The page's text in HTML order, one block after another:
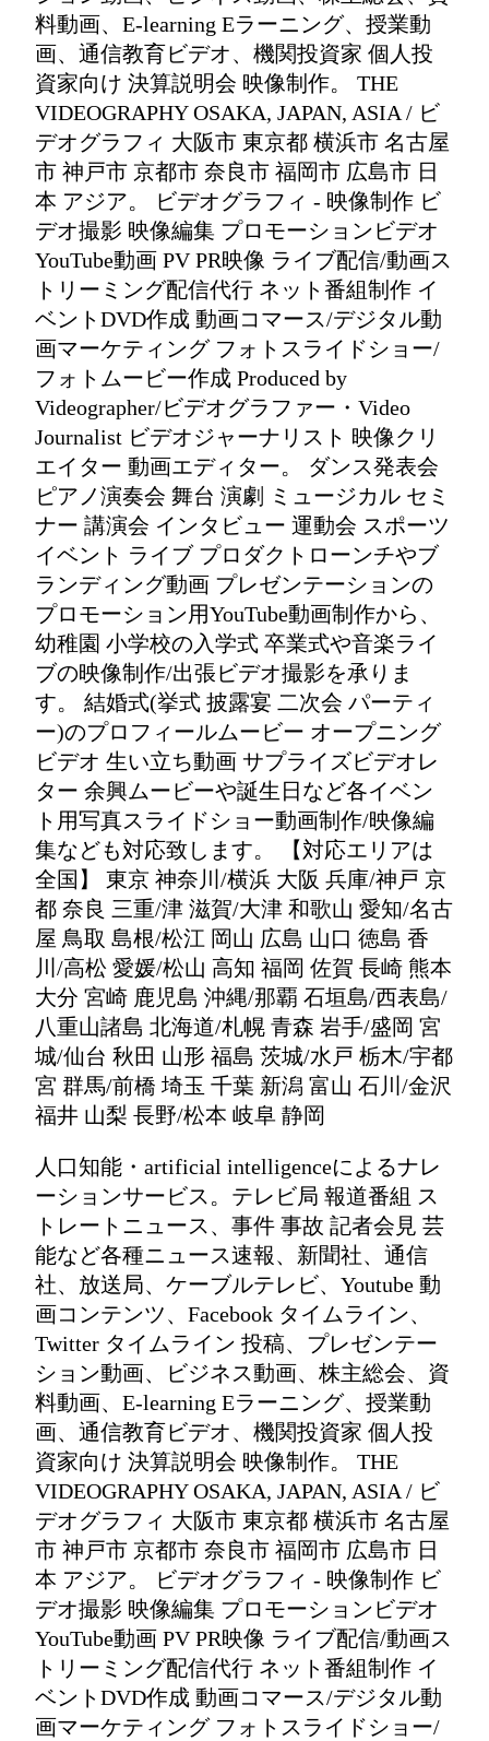
料動画、E-learning Eラーニング、授業動
画、通信教育ビデオ、機関投資家 個人投
資家向け 決算説明会 映像制作。 THE
VIDEOGRAPHY OSAKA, JAPAN, ASIA / ビ
デオグラフィ 大阪市 東京都 横浜市 名古屋
市 神戸市 京都市 奈良市 福岡市 広島市 日
本 アジア。 ビデオグラフィ - 映像制作 ビ
デオ撮影 映像編集 プロモーションビデオ
YouTube動画 PV PR映像 ライブ配信/動画ス
トリーミング配信代行 ネット番組制作 イ
ベントDVD作成 動画コマース/デジタル動
画マーケティング フォトスライドショー/
フォトムービー作成 Produced by
Videographer/ビデオグラファー・Video
Journalist ビデオジャーナリスト 映像クリ
エイター 動画エディター。 ダンス発表会
ピアノ演奏会 舞台 演劇 ミュージカル セミ
ナー 講演会 インタビュー 運動会 スポーツ
イベント ライブ プロダクトローンチやブ
ランディング動画 プレゼンテーションの
プロモーション用YouTube動画制作から、
幼稚園 小学校の入学式 卒業式や音楽ライ
ブの映像制作/出張ビデオ撮影を承りま
す。 結婚式(挙式 披露宴 二次会 パーティ
ー)のプロフィールムービー オープニング
ビデオ 生い立ち動画 サプライズビデオレ
ター 余興ムービーや誕生日など各イベン
ト用写真スライドショー動画制作/映像編
集なども対応致します。 【対応エリアは
全国】 東京 神奈川/横浜 大阪 兵庫/神戸 京
都 奈良 三重/津 滋賀/大津 和歌山 愛知/名古
屋 鳥取 島根/松江 岡山 広島 山口 徳島 香
川/高松 愛媛/松山 高知 福岡 佐賀 長崎 熊本
大分 宮崎 鹿児島 沖縄/那覇 石垣島/西表島/
八重山諸島 北海道/札幌 青森 岩手/盛岡 宮
城/仙台 秋田 山形 福島 茨城/水戸 栃木/宇都
宮 群馬/前橋 埼玉 千葉 新潟 富山 石川/金沢
福井 山梨 長野/松本 岐阜 静岡
人口知能・artificial intelligenceによるナレ
ーションサービス。テレビ局 報道番組 ス
トレートニュース、事件 事故 記者会見 芸
能など各種ニュース速報、新聞社、通信
社、放送局、ケーブルテレビ、Youtube 動
画コンテンツ、Facebook タイムライン、
Twitter タイムライン 投稿、プレゼンテー
ション動画、ビジネス動画、株主総会、資
料動画、E-learning Eラーニング、授業動
画、通信教育ビデオ、機関投資家 個人投
資家向け 決算説明会 映像制作。 THE
VIDEOGRAPHY OSAKA, JAPAN, ASIA / ビ
デオグラフィ 大阪市 東京都 横浜市 名古屋
市 神戸市 京都市 奈良市 福岡市 広島市 日
本 アジア。 ビデオグラフィ - 映像制作 ビ
デオ撮影 映像編集 プロモーションビデオ
YouTube動画 PV PR映像 ライブ配信/動画ス
トリーミング配信代行 ネット番組制作 イ
ベントDVD作成 動画コマース/デジタル動
画マーケティング フォトスライドショー/